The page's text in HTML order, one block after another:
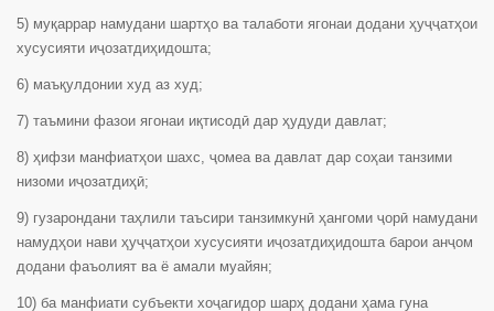
5) муқаррар намудани шартҳо ва талаботи ягонаи додани ҳуҷҷатҳои
хусусияти иҷозатдиҳидошта;
6) маъқулдонии худ аз худ;
7) таъмини фазои ягонаи иқтисодӣ дар ҳудуди давлат;
8) ҳифзи манфиатҳои шахс, ҷомеа ва давлат дар соҳаи танзими
низоми иҷозатдиҳӣ;
9) гузарондани таҳлили таъсири танзимкунӣ ҳангоми ҷорӣ намудани
намудҳои нави ҳуҷҷатҳои хусусияти иҷозатдиҳидошта барои анҷом
додани фаъолият ва ё амали муайян;
10) ба манфиати субъекти хоҷагидор шарҳ додани ҳама гуна